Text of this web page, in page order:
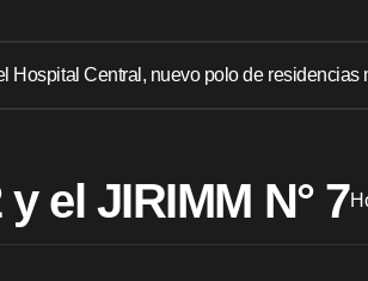
Hospital Central, nuevo polo de residencias
el JIRIMM N° 7